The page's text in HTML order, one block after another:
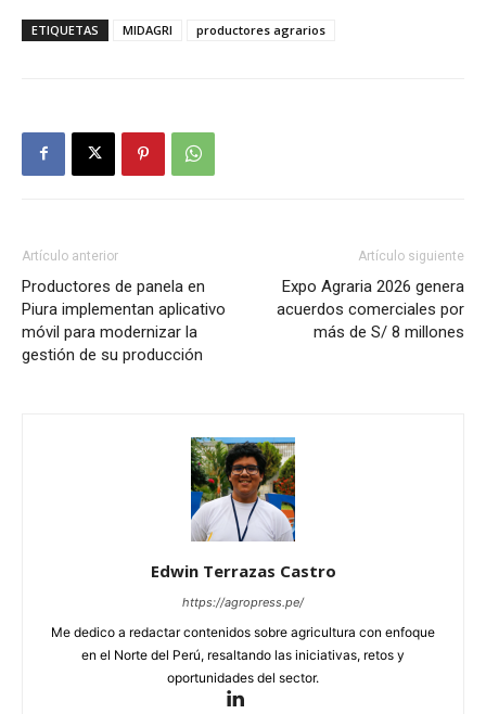
ETIQUETAS MIDAGRI productores agrarios
Artículo anterior
Productores de panela en
Piura implementan aplicativo
móvil para modernizar la
gestión de su producción
Artículo siguiente
Expo Agraria 2026 genera
acuerdos comerciales por
más de S/ 8 millones
Edwin Terrazas Castro
https://agropress.pe/
Me dedico a redactar contenidos sobre agricultura con enfoque
en el Norte del Perú, resaltando las iniciativas, retos y
oportunidades del sector.